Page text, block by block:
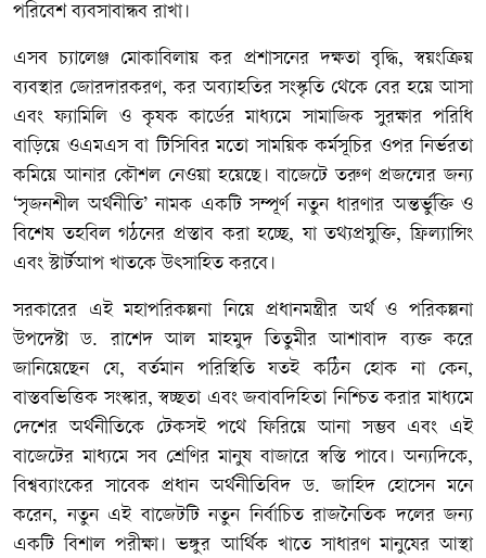
পরিবেশ ব্যবসাবান্ধব রাখা।
এসব চ্যালেঞ্জ মোকাবিলায় কর প্রশাসনের দক্ষতা বৃদ্ধি, স্বয়ংক্রিয়
ব্যবস্থার জোরদারকরণ, কর অব্যাহতির সংস্কৃতি থেকে বের হয়ে আসা
এবং ফ্যামিলি ও কৃষক কার্ডের মাধ্যমে সামাজিক সুরক্ষার পরিধি
বাড়িয়ে ওএমএস বা টিসিবির মতো সাময়িক কর্মসূচির ওপর নির্ভরতা
কমিয়ে আনার কৌশল নেওয়া হয়েছে। বাজেটে তরুণ প্রজন্মের জন্য
‘সৃজনশীল অর্থনীতি’ নামক একটি সম্পূর্ণ নতুন ধারণার অন্তর্ভুক্তি ও
বিশেষ তহবিল গঠনের প্রস্তাব করা হচ্ছে, যা তথ্যপ্রযুক্তি, ফ্রিল্যান্সিং
এবং স্টার্টআপ খাতকে উৎসাহিত করবে।
সরকারের এই মহাপরিকল্পনা নিয়ে প্রধানমন্ত্রীর অর্থ ও পরিকল্পনা
উপদেষ্টা ড. রাশেদ আল মাহমুদ তিতুমীর আশাবাদ ব্যক্ত করে
জানিয়েছেন যে, বর্তমান পরিস্থিতি যতই কঠিন হোক না কেন,
বাস্তবভিত্তিক সংস্কার, স্বচ্ছতা এবং জবাবদিহিতা নিশ্চিত করার মাধ্যমে
দেশের অর্থনীতিকে টেকসই পথে ফিরিয়ে আনা সম্ভব এবং এই
বাজেটের মাধ্যমে সব শ্রেণির মানুষ বাজারে স্বস্তি পাবে। অন্যদিকে,
বিশ্বব্যাংকের সাবেক প্রধান অর্থনীতিবিদ ড. জাহিদ হোসেন মনে
করেন, নতুন এই বাজেটটি নতুন নির্বাচিত রাজনৈতিক দলের জন্য
একটি বিশাল পরীক্ষা। ভঙ্গুর আর্থিক খাতে সাধারণ মানুষের আস্থা